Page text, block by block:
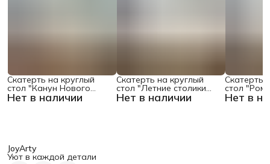
Нет в наличии
Скатерть на круглый
стол "Канун Нового
Года", 150х150 , серия Нет в наличии
Скатерть на круглый
стол "Летние столики
кафе", 150х150 Нет в
Скатерть
стол
поляне",
JoyArty
Уют в каждой детали